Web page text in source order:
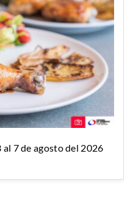
7 de agosto del 2026